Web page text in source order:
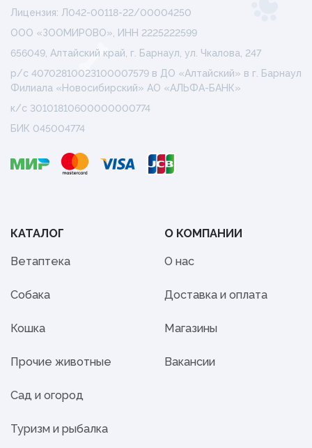
Лицензия: Л042-00118-22/00004250
ООО «ЗООМИРОВО», ИНН 2225222599
656049, Алтайский край, г. Барнаул, ул. Чкалова, 247
р/с 40702810023100007579 в ДО «Алтайский» в г. Барнаул
Филиала «Новосибирский» АО «АЛЬФА-БАНК»
к/с 30101810600000000774
БИК 045004774
КАТАЛОГ
Ветаптека
Собака
Кошка
Прочие животные
Сад и огород
Туризм и рыбалка
О КОМПАНИИ
О нас
Доставка и оплата
Магазины
Вакансии